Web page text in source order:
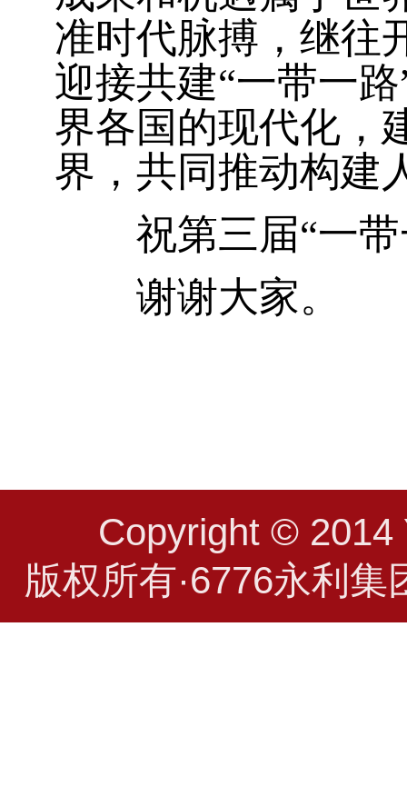
准时代脉搏，继往
迎接共建“一带一
界各国的现代化，
界，共同推动构建
祝第三届“一带
谢谢大家。
Copyright © 2014
版权所有·6776永利